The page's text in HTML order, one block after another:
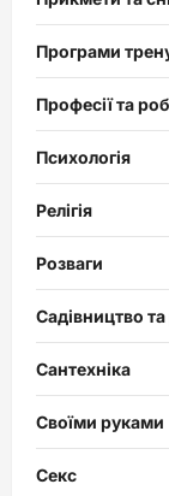
Програми
Професії та
Психологія
Релігія
Розваги
Садівництво
Сантехніка
Своїми руками
Секс